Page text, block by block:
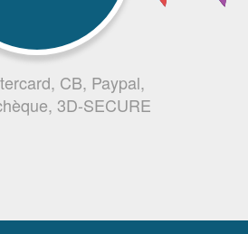
CB, Paypal,
3D-SECURE